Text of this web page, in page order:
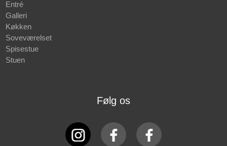
Entré
Galleri
Køkken
Soveværelset
Spisestue
Stuen
Følg os